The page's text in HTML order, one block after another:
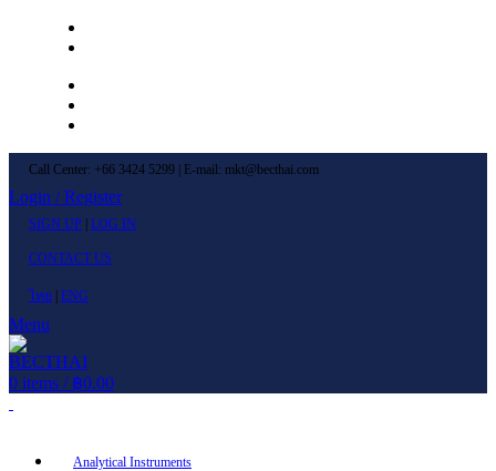
Call Center: +66 3424 5299 | E-mail: mkt@becthai.com
Login / Register
SIGN UP LOG IN
CONTACT US
ไทย ENG
Menu
0 items / ฿0.00
Analytical Instruments